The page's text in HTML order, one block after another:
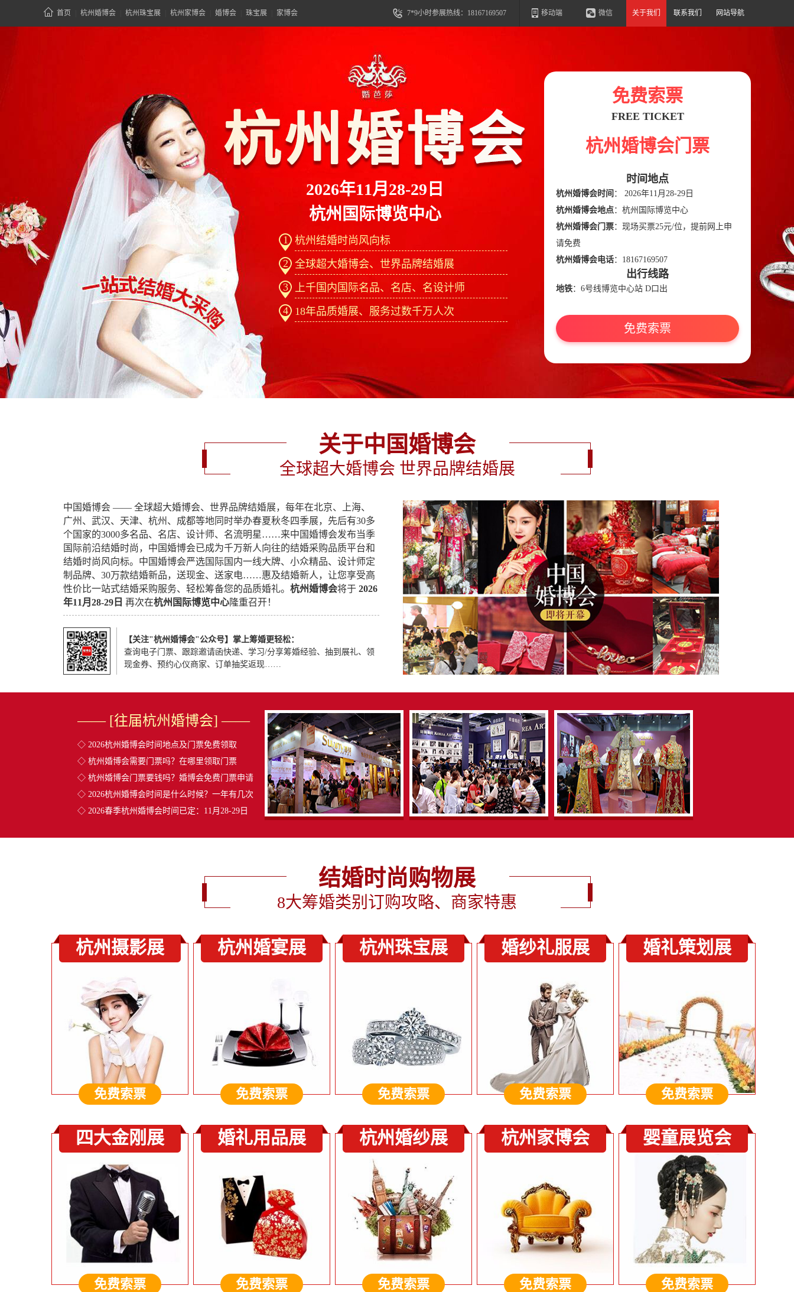
首页 杭州婚博会 杭州珠宝展 杭州家博会 婚博会 珠宝展 家博会 7*9小时参展热线：18167169507 移动端 微信 关于我们 联系我们 网站导航
1 杭州结婚时尚风向标
2 全球超大婚博会、世界品牌结婚展
3
上千国内国际名品、名店、名设计师
4
18年品质婚展、服务过数千万人次
免费索票
FREE TICKET
杭州婚博会门票
时间地点
杭州婚博会时间 ： 2026年11月28-29日
杭州婚博会地点：杭州国际博览中心
杭州婚博会门票：现场买票25元/位，提前网上申
请免费
杭州婚博会电话：18167169507
出行线路
地铁：6号线博览中心站 D口出
免费索票
2026年11月28-29日
杭州国际博览中心
关于中国婚博会
全球超大婚博会 世界品牌结婚展
中国婚博会 —— 全球超大婚博会、世界品牌结婚展，每年在北京、上海、
广州、武汉、天津、杭州、成都等地同时举办春夏秋冬四季展，先后有30多
个国家的3000多名品、名店、设计师、名流明星……来中国婚博会发布当季
国际前沿结婚时尚，中国婚博会已成为千万新人向往的结婚采购品质平台和
结婚时尚风向标。中国婚博会严选国际国内一线大牌、小众精品、设计师定
制品牌、30万款结婚新品，送现金、送家电……惠及结婚新人，让您享受高
性价比一站式结婚采购服务、轻松筹备您的品质婚礼。 杭州婚博会将于 2026
年11月28-29日 再次在杭州国际博览中心隆重召开！
【关注"杭州婚博会"公众号】掌上筹婚更轻松：
查询电子门票、跟踪邀请函快递、学习/分享筹婚经验、抽到展礼、领
现金券、预约心仪商家、订单抽奖返现……
—— [往届杭州婚博会] ——
◇ 2026杭州婚博会时间地点及门票免费领取
◇ 杭州婚博会需要门票吗？在哪里领取门票
◇ 杭州婚博会门票要钱吗？婚博会免费门票申请
◇ 2026杭州婚博会时间是什么时候？一年有几次
◇ 2026春季杭州婚博会时间已定：11月28-29日
结婚时尚购物展
8大筹婚类别订购攻略、商家特惠
杭州摄影展
免费索票
杭州婚宴展
免费索票
杭州珠宝展
免费索票
婚纱礼服展
免费索票
婚礼策划展
免费索票
四大金刚展
免费索票
婚礼用品展
免费索票
杭州婚纱展
免费索票
杭州家博会
免费索票
婴童展览会
免费索票